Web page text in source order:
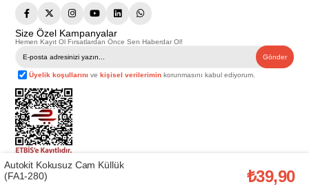
Size Özel Kampanyalar
Hemen Kayıt Ol Fırsatlardan Önce Sen Haberdar Ol!
Gönder
Üyelik koşullarını vekişisel verilerimin korunmasını kabul ediyorum.
Telif Hakkı © 2026Afeks Yapı Market
. Tüm hakları saklıdır.
Bu web sitesindeki tüm ürünler ticari amaçlıdır. Web sitemizde yer alan
görsel ve yazılı içerikler firmamıza ait olup, firmamızın yazılı izni alınmadan
Autokit Kokusuz Cam Küllük
(FA1-280)
₺39,90